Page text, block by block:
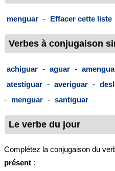
menguar - Effacer cette liste
Verbes à conjugaison
achiguar - aguar -
atestiguar - averiguar -
- menguar - santiguar
Le verbe du jour
Complétez la conjugaison du
présent :